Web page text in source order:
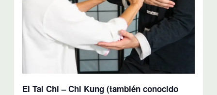
El Tai Chi – Chi Kung (también conocido